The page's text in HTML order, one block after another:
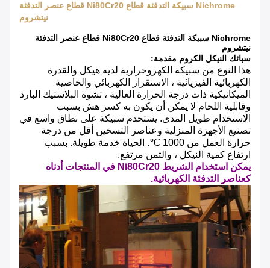
Nichrome سبيكة التدفئة قطاع Ni80Cr20 قطاع عنصر التدفئة
نيتشروم
Nichrome سبيكة التدفئة قطاع Ni80Cr20 قطاع عنصر التدفئة
نيتشروم
سبائك النيكل الكروم مقدمة:
هذا النوع من سبيكة الكهروحرارية لديه هيكل والقدرة
الكهربائية الفيزيائية ، الاستقرار الكهربائي والخاصية
الميكانيكية ذات درجة الحرارة العالية ، تشوه البلاستيك البارد
وقابلية اللحام لا يمكن أن يكون به كسر هش بسبب
الاستخدام طويل المدى. يستخدم سبيكة على نطاق واسع في
تصنيع الأجهزة المنزلية وعناصر التسخين أقل من درجة
حرارة العمل من 1000 ℃. الحياة خدمة طويلة. بسبب
ارتفاع كمية النيكل ، والثمن مرتفع.
يمكن استخدام الشريط Ni80Cr20 في المنتجات أدناه
كعناصر التدفئة الكهربائية.